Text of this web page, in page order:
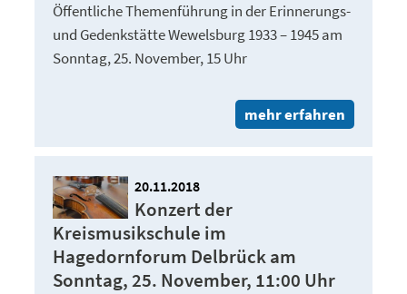
Öffentliche Themenführung in der Erinnerungs-
und Gedenkstätte Wewelsburg 1933 – 1945 am
Sonntag, 25. November, 15 Uhr
mehr erfahren
20.11.2018
Konzert der
Kreismusikschule im
Hagedornforum Delbrück am
Sonntag, 25. November, 11:00 Uhr